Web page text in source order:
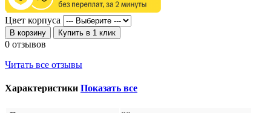
Цвет корпуса
В корзину Купить в 1 клик
0 отзывов
Читать все отзывы
Характеристики Показать все